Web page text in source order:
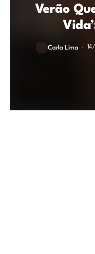
Verão
Carla Lima